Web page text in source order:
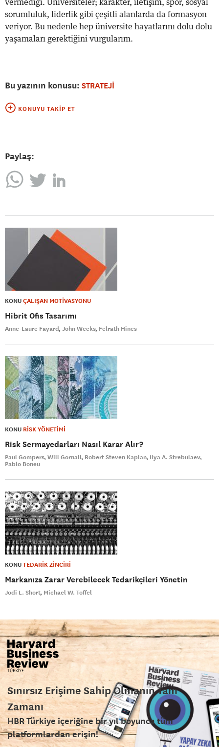
vermediği. Üniversiteler; karakter, iletişim, spor, sosyal
sorumluluk, liderlik gibi çeşitli alanlarda da formasyon
veriyor. Bu nedenle hep üniversite hayatlarını dolu dolu
yaşamaları gerektiğini vurgularım.
Bu yazının konusu: STRATEJİ
KONUYU TAKIP ET
Paylaş:
KONUÇALIŞAN MOTİVASYONU
Hibrit Ofis Tasarımı
Anne-Laure Fayard John Weeks Felrath Hines
KONU RİSK YÖNETİMİ
Risk Sermayedarları Nasıl Karar Alır?
Paul Gompers Will Gornall Robert Steven Kaplan Ilya A. Strebulaev
Pablo Boneu
KONUTEDARİK ZİNCİRİ
Markanıza Zarar Verebilecek Tedarikçileri Yönetin
Jodi L. Short Michael W. Toffel
Sınırsız Erişime Sahip Olmanın Tam
Zamanı
HBR Türkiye içeriğine bir yıl boyunca tüm
platformlardan erişin!